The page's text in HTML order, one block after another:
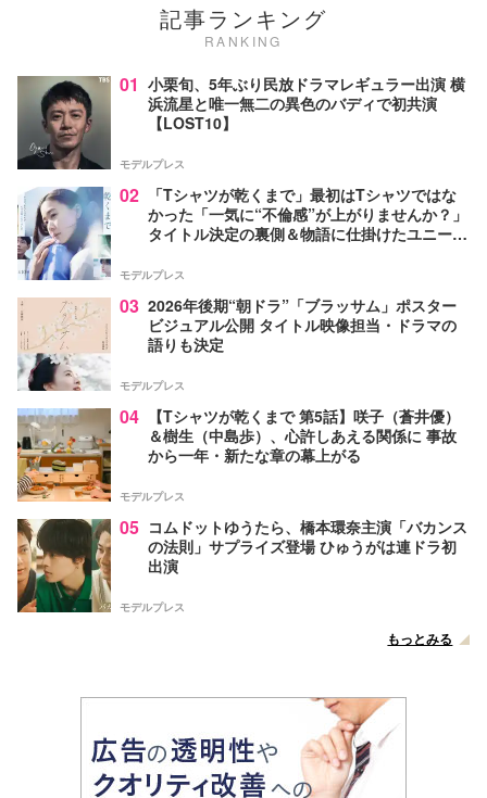
記事ランキング
RANKING
01 小栗旬、5年ぶり民放ドラマレギュラー出演 横
浜流星と唯一無二の異色のバディで初共演
【LOST10】
モデルプレス
02
「Tシャツが乾くまで」最初はTシャツではな
かった「一気に“不倫感”が上がりませんか？」
タイトル決定の裏側＆物語に仕掛けたユニーク
モデルプレス
03 2026年後期“朝ドラ”「ブラッサム」ポスター
ビジュアル公開 タイトル映像担当・ドラマの
語りも決定
モデルプレス
04
【Tシャツが乾くまで 第5話】咲子（蒼井優）
＆樹生（中島歩）、心許しあえる関係に 事故
から一年・新たな章の幕上がる
モデルプレス
05 コムドットゆうたら、橋本環奈主演「バカンス
の法則」サプライズ登場 ひゅうがは連ドラ初
出演
モデルプレス
もっとみる